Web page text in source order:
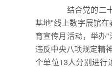
结合党的二十
基地"线上数字展馆
育宣传月活动，举办
违反中央八项规定精
个单位13人分别进行